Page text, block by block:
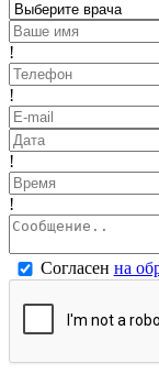
!
!
!
!
Согласен на